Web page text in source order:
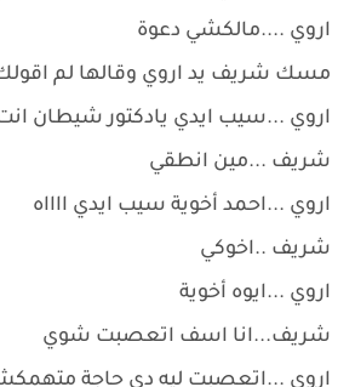
اروي ....مالكشي دعوة
مسك شريف يد اروي وقالها لم اقولك
اروي ...سيب ايدي يادكتور شيطان
شريف ...مين انطقي
اروي ...احمد أخوية سيب ايدي ااااه
شريف ..اخوكي
اروي ...ايوه أخوية
شريف...انا اسف اتعصبت شوي
اروي ...اتعصبت ليه دي حاجة